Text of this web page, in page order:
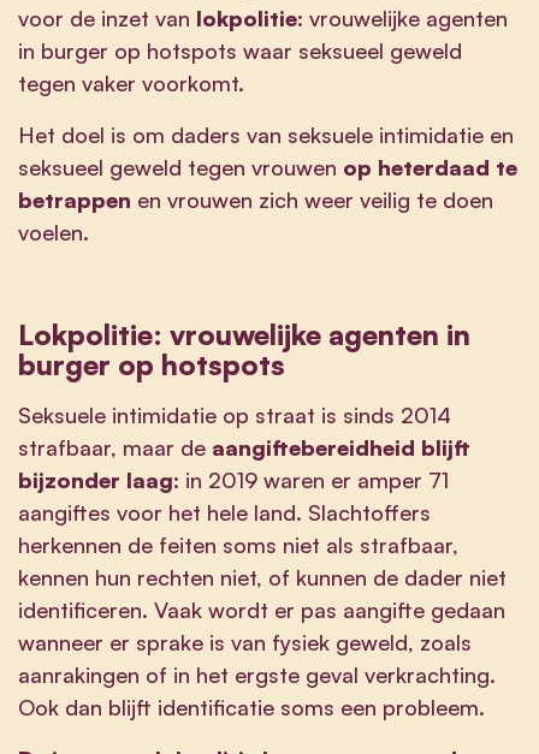
voor de inzet van lokpolitie: vrouwelijke agenten
in burger op hotspots waar seksueel geweld
tegen vaker voorkomt.
Het doel is om daders van seksuele intimidatie en
seksueel geweld tegen vrouwen op heterdaad te
betrappen en vrouwen zich weer veilig te doen
voelen.
Lokpolitie: vrouwelijke agenten in
burger op hotspots
Seksuele intimidatie op straat is sinds 2014
strafbaar, maar de aangiftebereidheid blijft
bijzonder laag: in 2019 waren er amper 71
aangiftes voor het hele land. Slachtoffers
herkennen de feiten soms niet als strafbaar,
kennen hun rechten niet, of kunnen de dader niet
identificeren. Vaak wordt er pas aangifte gedaan
wanneer er sprake is van fysiek geweld, zoals
aanrakingen of in het ergste geval verkrachting.
Ook dan blijft identificatie soms een probleem.